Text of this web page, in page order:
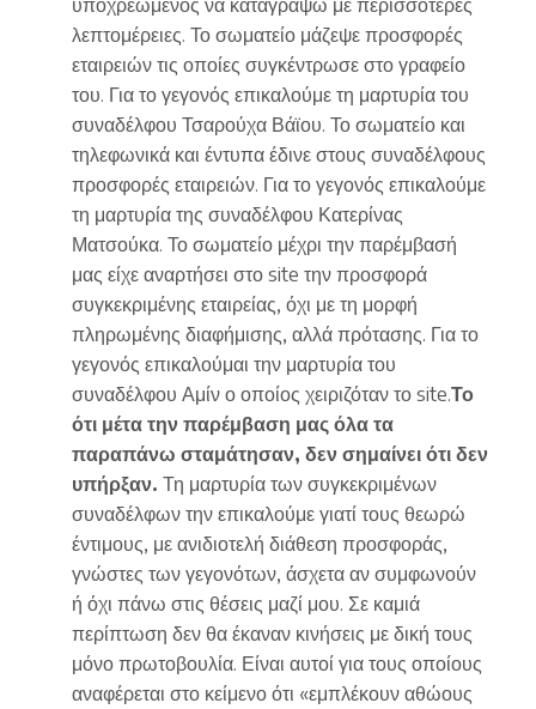
λεπτομέρειες. Το σωματείο μάζεψε προσφορές
εταιρειών τις οποίες συγκέντρωσε στο γραφείο
του. Για το γεγονός επικαλούμε τη μαρτυρία του
συναδέλφου Τσαρούχα Βάϊου. Το σωματείο και
τηλεφωνικά και έντυπα έδινε στους συναδέλφους
προσφορές εταιρειών. Για το γεγονός επικαλούμε
τη μαρτυρία της συναδέλφου Κατερίνας
Ματσούκα. Το σωματείο μέχρι την παρέμβασή
μας είχε αναρτήσει στο site την προσφορά
συγκεκριμένης εταιρείας, όχι με τη μορφή
πληρωμένης διαφήμισης, αλλά πρότασης. Για το
γεγονός επικαλούμαι την μαρτυρία του
συναδέλφου Αμίν ο οποίος χειριζόταν το site.Το
ότι μέτα την παρέμβαση μας όλα τα
παραπάνω σταμάτησαν, δεν σημαίνει ότι δεν
υπήρξαν. Τη μαρτυρία των συγκεκριμένων
συναδέλφων την επικαλούμε γιατί τους θεωρώ
έντιμους, με ανιδιοτελή διάθεση προσφοράς,
γνώστες των γεγονότων, άσχετα αν συμφωνούν
ή όχι πάνω στις θέσεις μαζί μου. Σε καμιά
περίπτωση δεν θα έκαναν κινήσεις με δική τους
μόνο πρωτοβουλία. Είναι αυτοί για τους οποίους
αναφέρεται στο κείμενο ότι «εμπλέκουν αθώους